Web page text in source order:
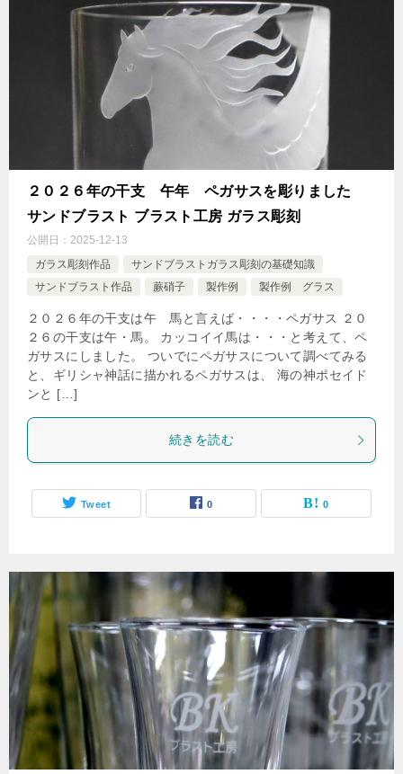
２０２６年の干支 午年 ペガサスを彫りました
サンドブラスト ブラスト工房 ガラス彫刻
公開日： 2025-12-13
ガラス彫刻作品
サンドブラストガラス彫刻の基礎知識
サンドブラスト作品
蕨硝子 製作例 製作例 グラス
２０２６年の干支は午 馬と言えば・・・・ペガサス ２０
２６の干支は午・馬。 カッコイイ馬は・・・と考えて、ペ
ガサスにしました。 ついでにペガサスについて調べてみる
と、ギリシャ神話に描かれるペガサスは、 海の神ポセイド
ンと […]
続きを読む
Tweet 0 0